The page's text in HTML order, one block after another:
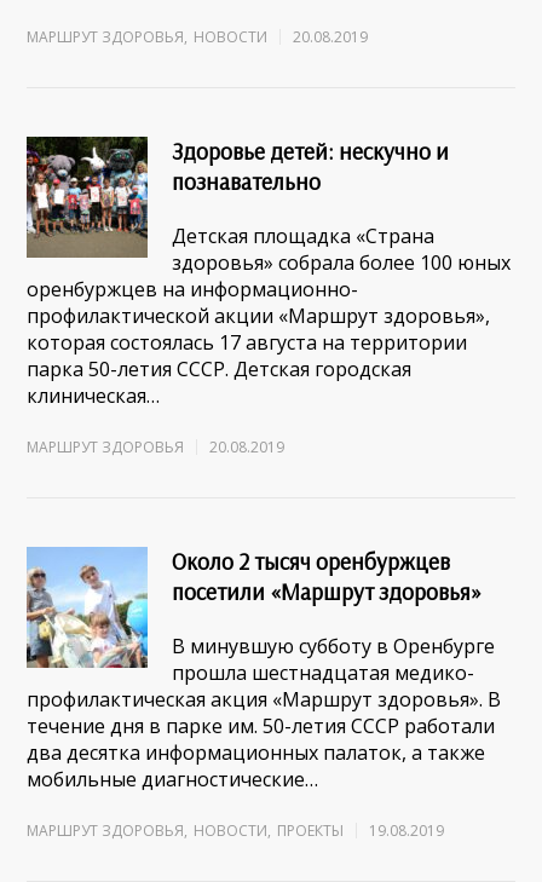
МАРШРУТ ЗДОРОВЬЯ, НОВОСТИ 20.08.2019
Здоровье детей: нескучно и
познавательно
Детская площадка «Страна
здоровья» собрала более 100 юных
оренбуржцев на информационно-
профилактической акции «Маршрут здоровья»,
которая состоялась 17 августа на территории
парка 50-летия СССР. Детская городская
клиническая…
МАРШРУТ ЗДОРОВЬЯ 20.08.2019
Около 2 тысяч оренбуржцев
посетили «Маршрут здоровья»
В минувшую субботу в Оренбурге
прошла шестнадцатая медико-
профилактическая акция «Маршрут здоровья». В
течение дня в парке им. 50-летия СССР работали
два десятка информационных палаток, а также
мобильные диагностические…
МАРШРУТ ЗДОРОВЬЯ, НОВОСТИ, ПРОЕКТЫ 19.08.2019